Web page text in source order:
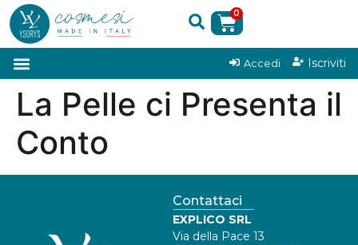
0
Accedi Iscriviti
La Pelle ci Presenta il
Conto
Contattaci
EXPLICO SRL
Via della Pace 13